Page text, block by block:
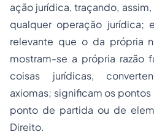
ação jurídica, traçando,
qualquer operação jurídica;
relevante que o da própria
mostram-se a própria razão
coisas jurídicas,
axiomas; significam os
ponto de partida ou de
Direito.